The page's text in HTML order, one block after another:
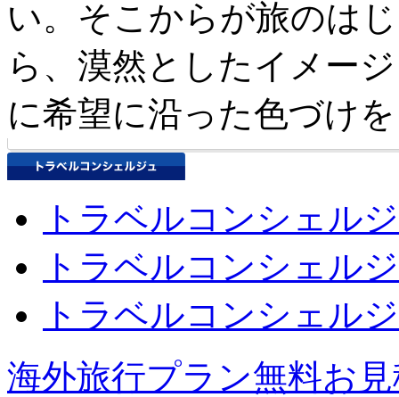
い。そこからが旅のは
ら、漠然としたイメー
に希望に沿った色づけ
トラベルコンシェル
トラベルコンシェル
トラベルコンシェル
海外旅行プラン無料お